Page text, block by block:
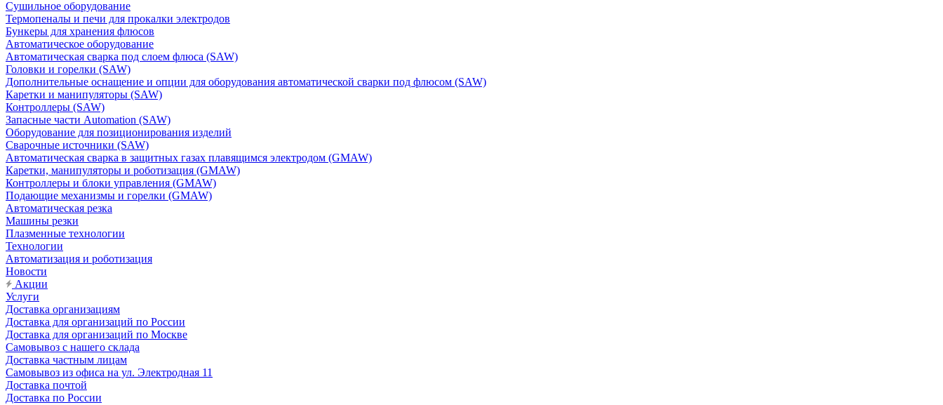
Сушильное оборудование
Термопеналы и печи для прокалки электродов
Бункеры для хранения флюсов
Автоматическое оборудование
Автоматическая сварка под слоем флюса (SAW)
Головки и горелки (SAW)
Дополнительные оснащение и опции для оборудования автоматической сварки под флюсом (SAW)
Каретки и манипуляторы (SAW)
Контроллеры (SAW)
Запасные части Automation (SAW)
Оборудование для позиционирования изделий
Сварочные источники (SAW)
Автоматическая сварка в защитных газах плавящимся электродом (GMAW)
Каретки, манипуляторы и роботизация (GMAW)
Контроллеры и блоки управления (GMAW)
Подающие механизмы и горелки (GMAW)
Автоматическая резка
Машины резки
Плазменные технологии
Технологии
Автоматизация и роботизация
Новости
Акции
Услуги
Доставка организациям
Доставка для организаций по России
Доставка для организаций по Москве
Самовывоз с нашего склада
Доставка частным лицам
Самовывоз из офиса на ул. Электродная 11
Доставка почтой
Доставка по России